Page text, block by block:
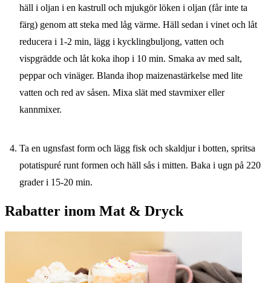
häll i oljan i en kastrull och mjukgör löken i oljan (får inte ta
färg) genom att steka med låg värme. Häll sedan i vinet och låt
reducera i 1-2 min, lägg i kycklingbuljong, vatten och
vispgrädde och låt koka ihop i 10 min. Smaka av med salt,
peppar och vinäger. Blanda ihop maizenastärkelse med lite
vatten och red av såsen. Mixa slät med stavmixer eller
kannmixer.
Ta en ugnsfast form och lägg fisk och skaldjur i botten, spritsa
potatispuré runt formen och häll sås i mitten. Baka i ugn på 220
grader i 15-20 min.
Rabatter inom Mat & Dryck